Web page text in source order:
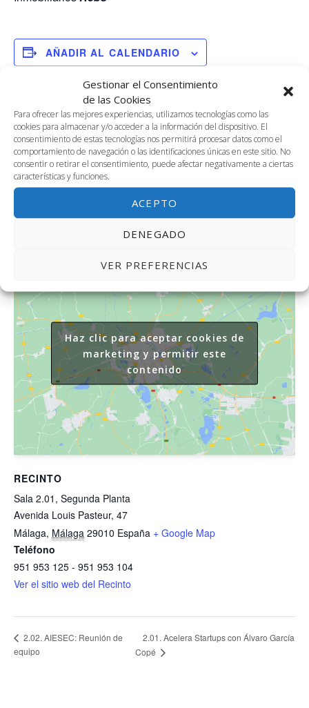
Gestionar el Consentimiento
de las Cookies
Para ofrecer las mejores experiencias, utilizamos tecnologías como las
cookies para almacenar y/o acceder a la información del dispositivo. El
consentimiento de estas tecnologías nos permitirá procesar datos como el
comportamiento de navegación o las identificaciones únicas en este sitio. No
consentir o retirar el consentimiento, puede afectar negativamente a ciertas
características y funciones.
ACEPTO
DENEGADO
VER PREFERENCIAS
AÑADIR AL CALENDARIO
DETALLES
Fecha:
29 abril, 2024
Hora:
9:00 am - 1:00 pm
https://rebs-edu.com/
ORGANIZADOR
Carmen Herrera – Talent by
Rebs
Correo electrónico
RECINTO
Sala 2.01, Segunda Planta
Avenida Louis Pasteur, 47
Málaga, Málaga 29010 España + Google Map
Teléfono
951 953 125 - 951 953 104
Ver el sitio web del Recinto
Haz clic para aceptar cookies de
marketing y permitir este
contenido
2.02. AIESEC: Reunión de
equipo
2.01. Acelera Startups con Álvaro García
Copé